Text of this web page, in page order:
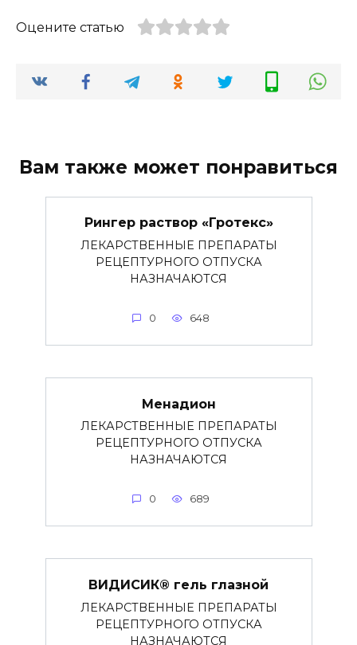
Оцените статью
Вам также может понравиться
Рингер раствор «Гротекс»
ЛЕКАРСТВЕННЫЕ ПРЕПАРАТЫ
РЕЦЕПТУРНОГО ОТПУСКА
НАЗНАЧАЮТСЯ
0 648
Менадион
ЛЕКАРСТВЕННЫЕ ПРЕПАРАТЫ
РЕЦЕПТУРНОГО ОТПУСКА
НАЗНАЧАЮТСЯ
0 689
ВИДИСИК® гель глазной
ЛЕКАРСТВЕННЫЕ ПРЕПАРАТЫ
РЕЦЕПТУРНОГО ОТПУСКА
НАЗНАЧАЮТСЯ